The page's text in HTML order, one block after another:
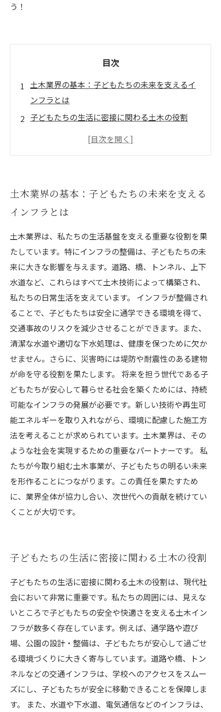
う！
目次
土木業界の基本：子どもたちの未来を支えるイ
ンフラとは
子どもたちの生活に密接に関わる土木の役割
魅力的なキャリアパス：土木業界での成長と可
に必要なスキル
土木業界の基本：子どもたちの未来を支える
インフラとは
土木業界は、私たちの生活基盤を支える重要な役割を果
たしています。特にインフラの整備は、子どもたちの未
来に大きな影響を与えます。道路、橋、トンネル、上下
水道など、これらはすべて土木技術によって構築され、
私たちの日常生活を支えています。 インフラが整備され
ることで、子どもたちは安全に通学できる環境を得て、
交通事故のリスクを減少させることができます。また、
清潔な水道や適切な下水処理は、健康を保つために欠か
せません。さらに、災害時には堤防や耐震性のある建物
が命を守る役割を果たします。 将来を担う世代である子
どもたちが安心して暮らせる社会を築くためには、持続
可能なインフラの発展が必要です。新しい技術や再生可
能エネルギーを取り入れながら、環境に配慮した施工方
法を考えることが求められています。土木業界は、その
ような社会を実現するための重要なパートナーです。 私
たちが今取り組む土木事業が、子どもたちの明るい未来
を形作ることにつながります。この責任を果たすため
に、業界全体が協力し合い、次世代への貢献を続けてい
くことが大切です。
子どもたちの生活に密接に関わる土木の役割
子どもたちの生活に密接に関わる土木の役割は、現代社
会において非常に重要です。私たちの周囲には、見えな
いところで子どもたちの安全や快適さを支える土木イン
フラが数多く存在しています。例えば、通学路や遊び
場、公園の設計・整備は、子どもたちが安心して過ごせ
る環境づくりに大きく寄与しています。道路や橋、トン
ネルなどの交通インフラは、学校へのアクセスをスムー
ズにし、子どもたちが安全に移動できることを保障しま
す。 また、水道や下水道、電気通信などのインフラは、